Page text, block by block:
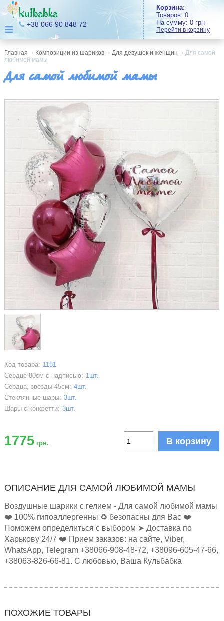
≡ +38 066 90 848 72
Корзина:
Товаров: 0
На сумму: 0 грн
Перейти в корзину
Главная › Композиции из шариков › Для девушек и женщин › Для самой
любимой мамы
Для самой любимой мамы
Код товара: 1181
Сердце 80см с надписью: 1шт.
Сердца, звезды 45см: 4шт.
Стеклянные шары: 3шт.
Шары с конфетти: 3шт.
1775грн. В корзину
ОПИСАНИЕ ДЛЯ САМОЙ ЛЮБИМОЙ МАМЫ
Воздушные шарики с гелием - Для самой любимой мамы
❤️ 100% гипоаллергенны ♻️ безопасны для Вас ❤️
Поможем определиться с выбором ➤ Доставка по
Харькову 24/7 ❤️ Прием заказов: на сайте, Viber,
WhatsApp, Telegram +38066-908-48-72, +38096-605-47-66,
+38063-826-66-81. С любовью, Ваша Кульбабка
ПОХОЖИЕ ТОВАРЫ